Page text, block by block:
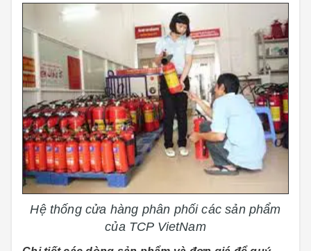
Hệ thống cửa hàng phân phối các sản phẩm
của TCP VietNam